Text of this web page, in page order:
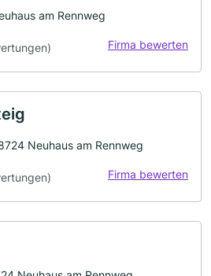
am Rennweg
Firma bewerten
Neuhaus am Rennweg
Firma bewerten